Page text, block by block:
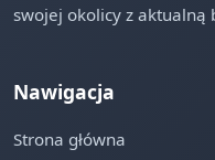
swojej okolicy z aktualną
Nawigacja
Strona główna